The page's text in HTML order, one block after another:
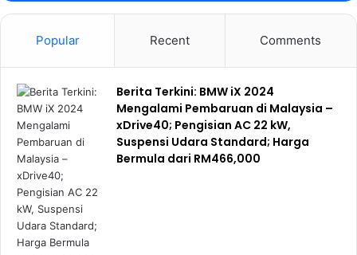
Popular Recent Comments
Berita Terkini: BMW iX 2024
Mengalami Pembaruan di Malaysia –
xDrive40; Pengisian AC 22 kW,
Suspensi Udara Standard; Harga
Bermula dari RM466,000